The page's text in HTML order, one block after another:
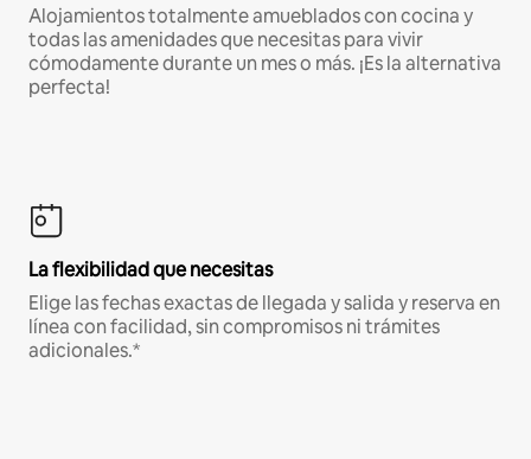
Alojamientos totalmente amueblados con cocina y
todas las amenidades que necesitas para vivir
cómodamente durante un mes o más. ¡Es la alternativa
perfecta!
La flexibilidad que necesitas
Elige las fechas exactas de llegada y salida y reserva en
línea con facilidad, sin compromisos ni trámites
adicionales.*